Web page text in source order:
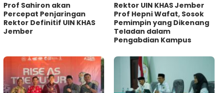
Prof Sahiron akan
Percepat Penjaringan
Rektor Definitif UIN KHAS
Jember
Rektor UIN KHAS Jember
Prof Hepni Wafat, Sosok
Pemimpin yang Dikenang
Teladan dalam
Pengabdian Kampus